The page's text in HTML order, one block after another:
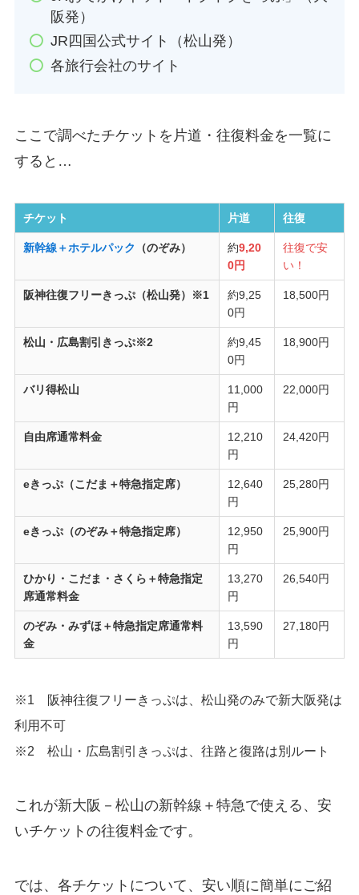
阪発）
JR四国公式サイト（松山発）
各旅行会社のサイト
ここで調べたチケットを片道・往復料金を一覧に
すると…
チケット 片道 往復
新幹線＋ホテルパック （のぞみ） 約9,20
0円
往復で安
い！
阪神往復フリーきっぷ（松山発）※1
約9,25
0円
18,500円
松山・広島割引きっぷ※2
約9,45
0円
18,900円
バリ得松山
11,000
円
22,000円
自由席通常料金
12,210
円
24,420円
eきっぷ（こだま＋特急指定席）
12,640
円
25,280円
eきっぷ（のぞみ＋特急指定席）
12,950
円
25,900円
ひかり・こだま・さくら＋特急指定
席通常料金
13,270
円
26,540円
のぞみ・みずほ＋特急指定席通常料
金
13,590
円
27,180円
※1 阪神往復フリーきっぷは、松山発のみで新大阪発は
利用不可
※2 松山・広島割引きっぷは、往路と復路は別ルート
これが新大阪－松山の新幹線＋特急で使える、安
いチケットの往復料金です。
では、各チケットについて、安い順に簡単にご紹